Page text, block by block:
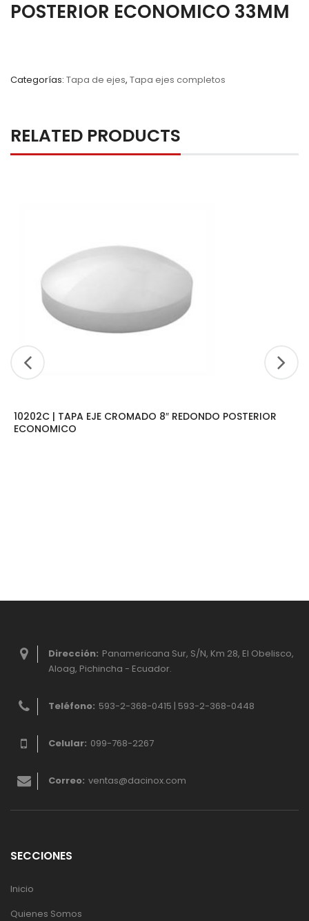
POSTERIOR ECONOMICO 33MM
Categorías: Tapa de ejes, Tapa ejes completos
RELATED PRODUCTS
10202C | TAPA EJE CROMADO 8″ REDONDO POSTERIOR
ECONOMICO
Dirección: Panamericana Sur, S/N, Km 28, El Obelisco,
Aloag, Pichincha - Ecuador.
Teléfono: 593-2-368-0415 | 593-2-368-0448
Celular: 099-768-2267
Correo: ventas@dacinox.com
SECCIONES
Inicio
Quienes Somos